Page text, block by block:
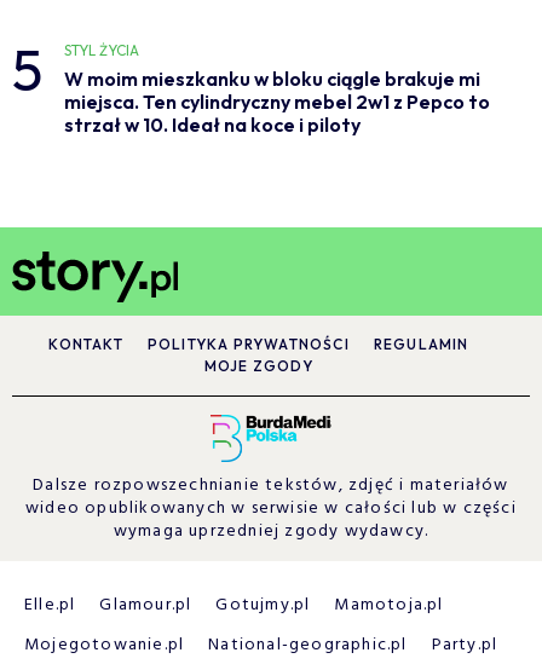
5 STYL ŻYCIA
W moim mieszkanku w bloku ciągle brakuje mi
miejsca. Ten cylindryczny mebel 2w1 z Pepco to
strzał w 10. Ideał na koce i piloty
KONTAKT POLITYKA PRYWATNOŚCI
REGULAMIN
MOJE ZGODY
Dalsze rozpowszechnianie tekstów, zdjęć i materiałów
wideo opublikowanych w serwisie w całości lub w części
wymaga uprzedniej zgody wydawcy.
Elle.pl Glamour.pl Gotujmy.pl
Mamotoja.pl
Mojegotowanie.pl
National-geographic.pl
Party.pl